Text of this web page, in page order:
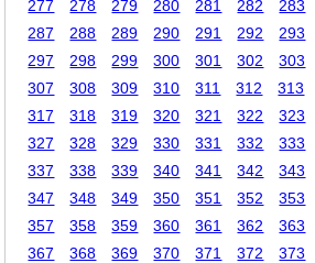
277 278 279 280 281 282 283
287
288 289 290 291 292 293
297
298 299 300 301 302 303
307
308 309 310 311 312 313
317
318 319 320 321 322 323
327
328 329 330 331 332 333
337
338 339 340 341 342 343
347
348 349 350 351 352 353
357
358 359 360 361 362 363
367
368 369 370 371 372 373